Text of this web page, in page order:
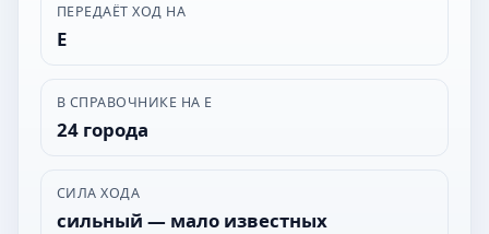
ПЕРЕДАЁТ ХОД НА
Е
В СПРАВОЧНИКЕ НА Е
24 города
СИЛА ХОДА
сильный — мало известных